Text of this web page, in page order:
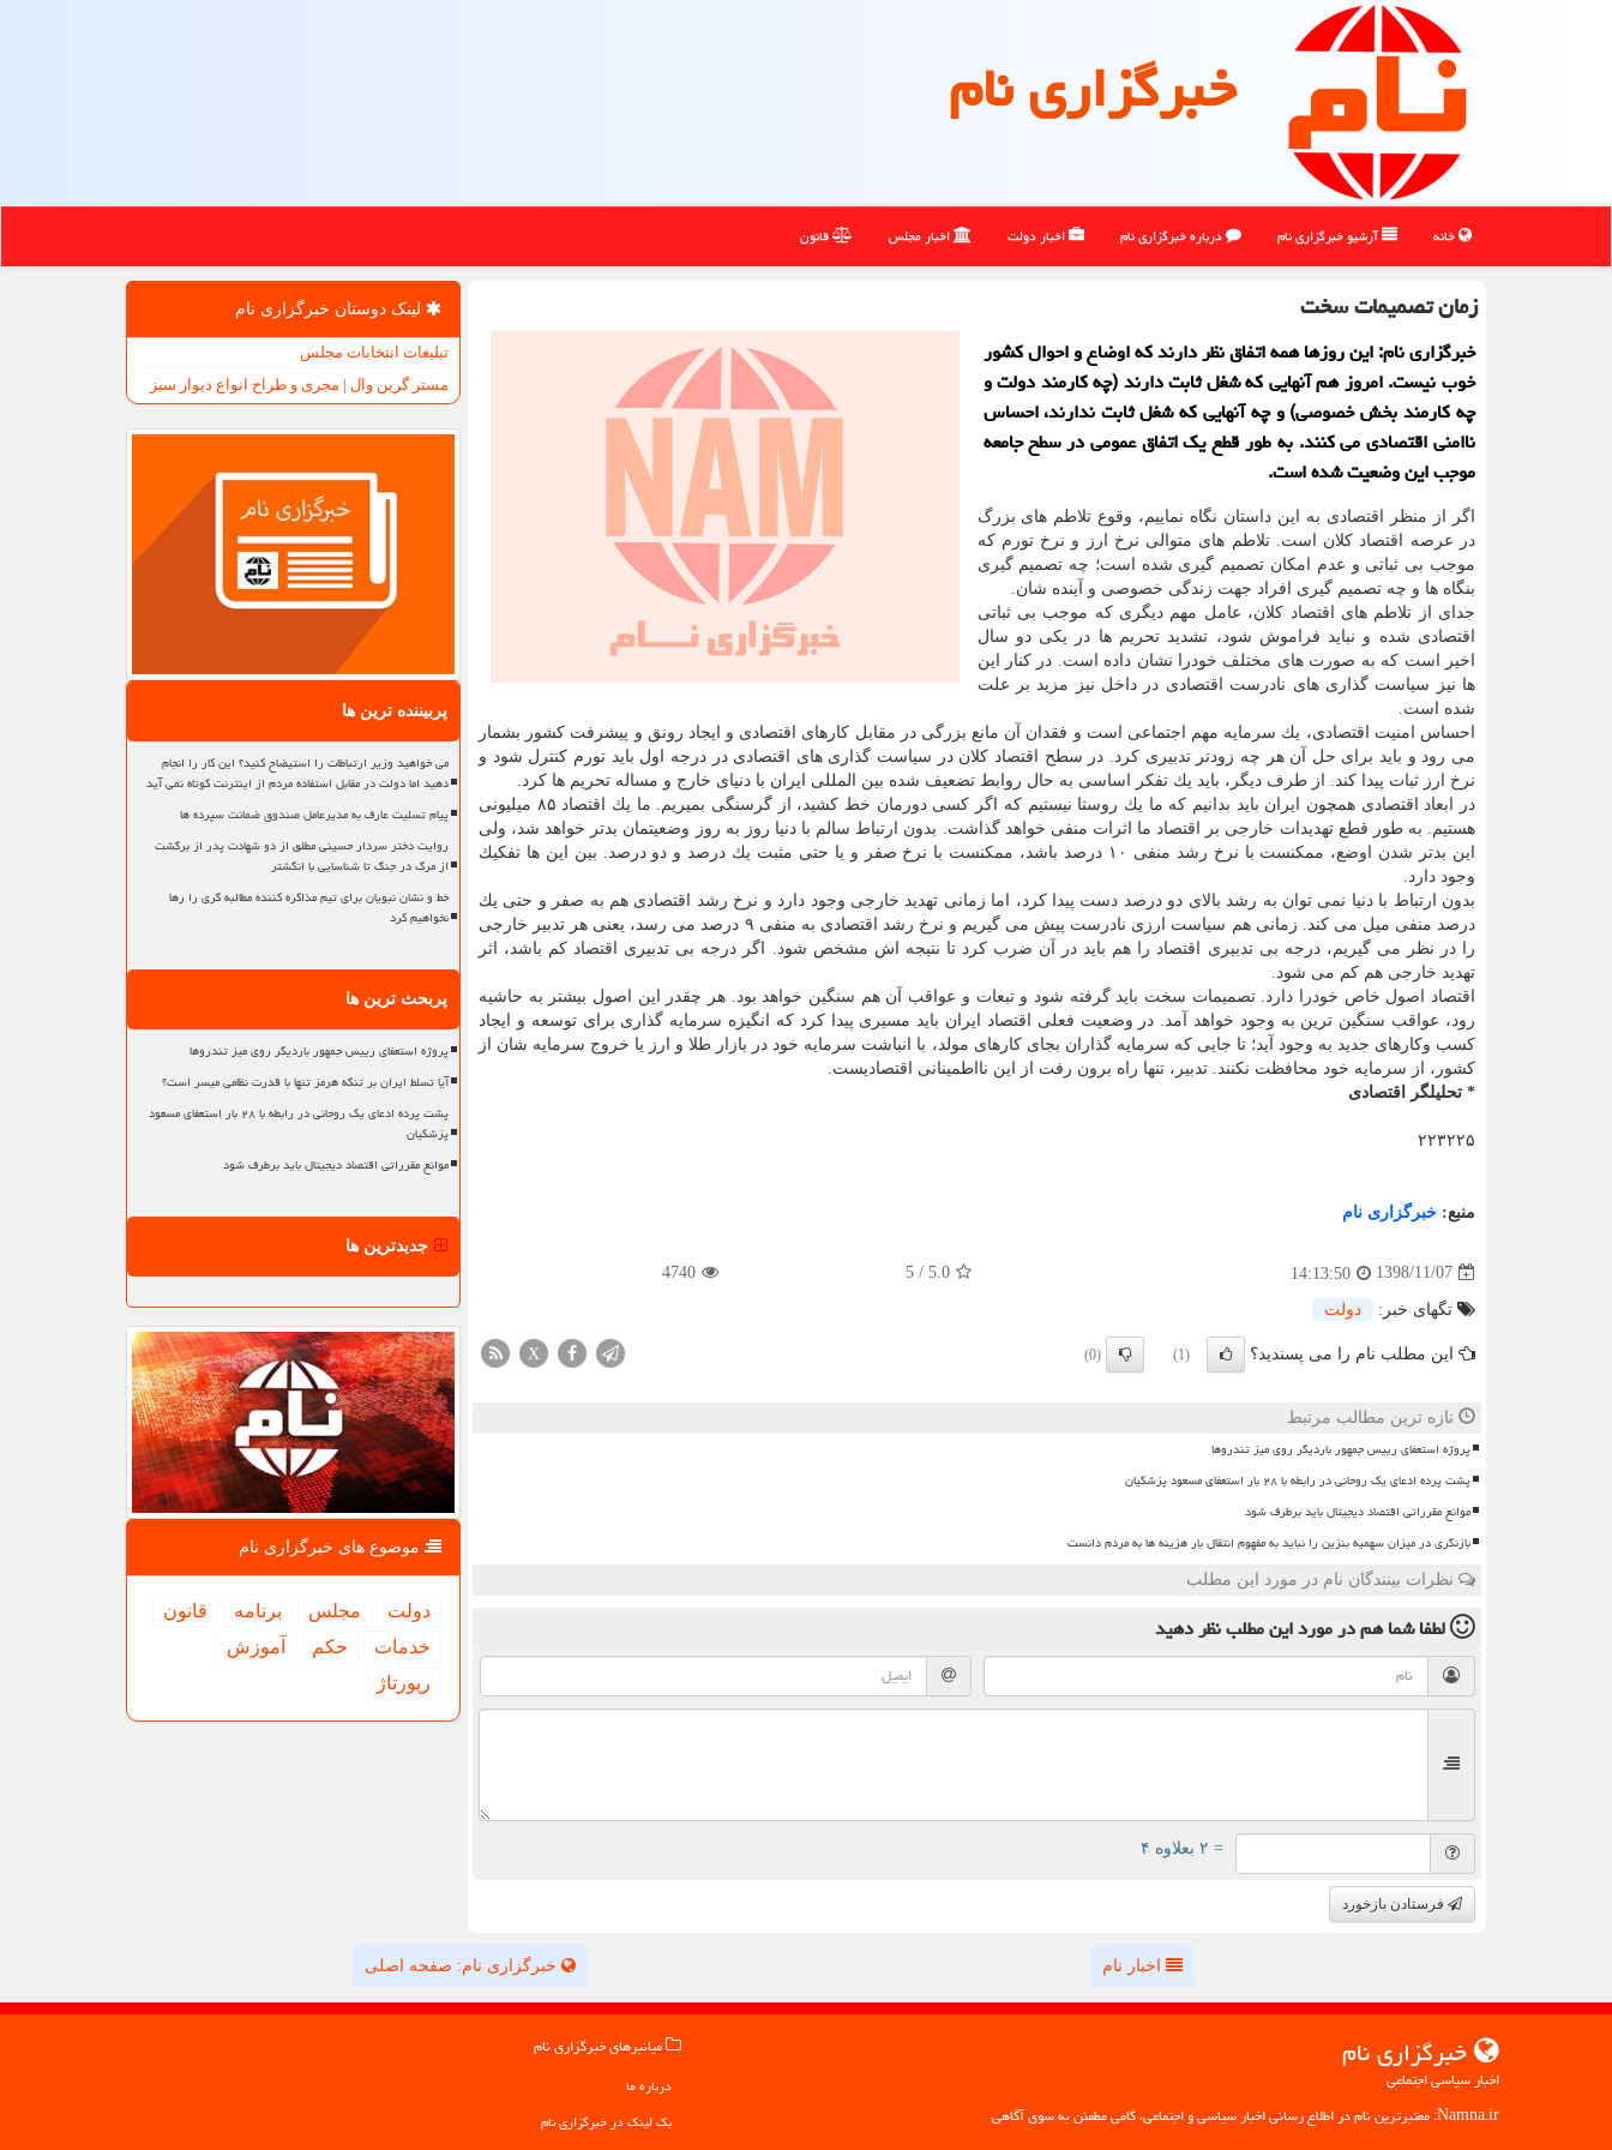
خبرگزاری نام
خانه آرشیو خبرگزاری نام درباره خبرگزاری نام اخبار دولت اخبار مجلس قانون
زمان تصمیمات سخت
خبرگزاری نام: این روزها همه اتفاق نظر دارند كه اوضاع و احوال كشور
خوب نیست. امروز هم آنهایی كه شغل ثابت دارند (چه كارمند دولت و
چه كارمند بخش خصوصی) و چه آنهایی كه شغل ثابت ندارند، احساس
ناامنی اقتصادی می كنند. به طور قطع یك اتفاق عمومی در سطح جامعه
موجب این وضعیت شده است.
اگر از منظر اقتصادی به این داستان نگاه نماییم، وقوع تلاطم های بزرگ
در عرصه اقتصاد كلان است. تلاطم های متوالی نرخ ارز و نرخ تورم كه
موجب بی ثباتی و عدم امكان تصمیم گیری شده است؛ چه تصمیم گیری
بنگاه ها و چه تصمیم گیری افراد جهت زندگی خصوصی و آینده شان.
جدای از تلاطم های اقتصاد كلان، عامل مهم دیگری كه موجب بی ثباتی
اقتصادی شده و نباید فراموش شود، تشدید تحریم ها در یكی دو سال
اخیر است كه به صورت های مختلف خودرا نشان داده است. در كنار این
ها نیز سیاست گذاری های نادرست اقتصادی در داخل نیز مزید بر علت
شده است.
احساس امنیت اقتصادی، یك سرمایه مهم اجتماعی است و فقدان آن مانع بزرگی در مقابل كارهای اقتصادی و ایجاد رونق و پیشرفت كشور بشمار
می رود و باید برای حل آن هر چه زودتر تدبیری كرد. در سطح اقتصاد كلان در سیاست گذاری های اقتصادی در درجه اول باید تورم كنترل شود و
نرخ ارز ثبات پیدا كند. از طرف دیگر، باید یك تفكر اساسی به حال روابط تضعیف شده بین المللی ایران با دنیای خارج و مساله تحریم ها كرد.
در ابعاد اقتصادی همچون ایران باید بدانیم كه ما یك روستا نیستیم كه اگر كسی دورمان خط كشید، از گرسنگی بمیریم. ما یك اقتصاد ۸۵ میلیونی
هستیم. به طور قطع تهدیدات خارجی بر اقتصاد ما اثرات منفی خواهد گذاشت. بدون ارتباط سالم با دنیا روز به روز وضعیتمان بدتر خواهد شد، ولی
این بدتر شدن اوضع، ممكنست با نرخ رشد منفی ۱۰ درصد باشد، ممكنست با نرخ صفر و یا حتی مثبت یك درصد و دو درصد. بین این ها تفكیك
وجود دارد.
بدون ارتباط با دنیا نمی توان به رشد بالای دو درصد دست پیدا كرد، اما زمانی تهدید خارجی وجود دارد و نرخ رشد اقتصادی هم به صفر و حتی یك
درصد منفی میل می كند. زمانی هم سیاست ارزی نادرست پیش می گیریم و نرخ رشد اقتصادی به منفی ۹ درصد می رسد، یعنی هر تدبیر خارجی
را در نظر می گیریم، درجه بی تدبیری اقتصاد را هم باید در آن ضرب كرد تا نتیجه اش مشخص شود. اگر درجه بی تدبیری اقتصاد كم باشد، اثر
تهدید خارجی هم كم می شود.
اقتصاد اصول خاص خودرا دارد. تصمیمات سخت باید گرفته شود و تبعات و عواقب آن هم سنگین خواهد بود. هر چقدر این اصول بیشتر به حاشیه
رود، عواقب سنگین ترین به وجود خواهد آمد. در وضعیت فعلی اقتصاد ایران باید مسیری پیدا كرد كه انگیزه سرمایه گذاری برای توسعه و ایجاد
كسب وكارهای جدید به وجود آید؛ تا جایی كه سرمایه گذاران بجای كارهای مولد، با انباشت سرمایه خود در بازار طلا و ارز یا خروج سرمایه شان از
كشور، از سرمایه خود محافظت نكنند. تدبیر، تنها راه برون رفت از این نااطمینانی اقتصادیست.
* تحلیلگر اقتصادی
۲۲۳۲۲۵
منبع: خبرگزاری نام
1398/11/07
14:13:50
5.0
/
5
4740
تگهای خبر: دولت
این مطلب نام را می پسندید؟ (1)
(0)
X
تازه ترین مطالب مرتبط
پروژه استعفای رییس جمهور باردیگر روی میز تندروها
پشت پرده ادعای یک روحانی در رابطه با ۲۸ بار استعفای مسعود پزشکیان
موانع مقرراتی اقتصاد دیجیتال باید برطرف شود
بازنگری در میزان سهمیه بنزین را نباید به مفهوم انتقال بار هزینه ها به مردم دانست
نظرات بینندگان نام در مورد این مطلب
لطفا شما همدر مورد این مطلبنظر دهید
= ۲ بعلاوه ۴
فرستادن بازخورد
لینک دوستان خبرگزاری نام
تبلیغات انتخابات مجلس
مستر گرین وال | مجری و طراح انواع دیوار سبز
پربیننده ترین ها
می خواهید وزیر ارتباطات را استیضاح کنید؟ این کار را انجام
دهید اما دولت در مقابل استفاده مردم از اینترنت کوتاه نمی آید
پیام تسلیت عارف به مدیرعامل صندوق ضمانت سپرده ها
روایت دختر سردار حسینی مطلق از دو شهادت پدر از برگشت
از مرگ در جنگ تا شناسایی با انگشتر
خط و نشان نبویان برای تیم مذاکره کننده مطالبه گری را رها
نخواهیم کرد
پربحث ترین ها
پروژه استعفای رییس جمهور باردیگر روی میز تندروها
آیا تسلط ایران بر تنگه هرمز تنها با قدرت نظامی میسر است؟
پشت پرده ادعای یک روحانی در رابطه با ۲۸ بار استعفای مسعود
پزشکیان
موانع مقرراتی اقتصاد دیجیتال باید برطرف شود
جدیدترین ها
موضوع های خبرگزاری نام
دولت مجلس برنامه
قانون
خدمات
حكم
آموزش
رپورتاژ
اخبار نام خبرگزاری نام: صفحه اصلی
خبرگزاری نام
اخبار سیاسی اجتماعی
Namna.ir: معتبرترین نام در اطلاع رسانی اخبار سیاسی و اجتماعی، گامی مطمئن به سوی آگاهی
میانبرهای خبرگزاری نام
درباره ما
بک لینک در خبرگزاری نام